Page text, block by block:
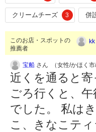
クリームチーズ 3 併
このお店・スポットの
推薦者
kk
宝船 さん （女性/かほく市/
近くを通ると
ごろ行くと、
でした。 私は
こ、きなこテ